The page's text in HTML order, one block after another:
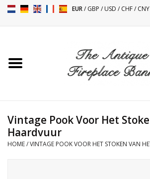
EUR/GBP /USD /CHF/CNY
Toebehoren
Kacheltjes
Vintage Pook Voor Het
Haardvuur
HOME/VINTAGE POOK VOOR HET STOKEN VAN